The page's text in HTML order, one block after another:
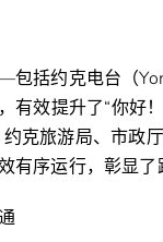
括约克电台（
效提升了“你好
克旅游局、市政
有序运行，彰显了